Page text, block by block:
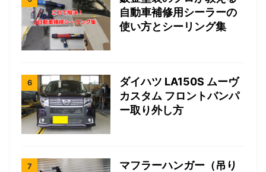
自動車補修用シーラーの
使い方とシーリング集
ダイハツ LA150S ムーヴ
カスタム フロントバンパ
ー取り外し方
マフラーハンガー（吊り